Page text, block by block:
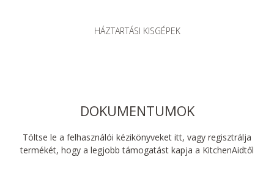
HÁZTARTÁSI KISGÉPEK
DOKUMENTUMOK
Töltse le a felhasználói kézikönyveket itt, vagy regisztrálja
termékét, hogy a legjobb támogatást kapja a KitchenAidtől